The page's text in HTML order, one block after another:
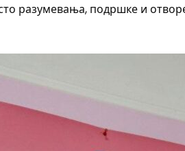
разумевања, подршке и